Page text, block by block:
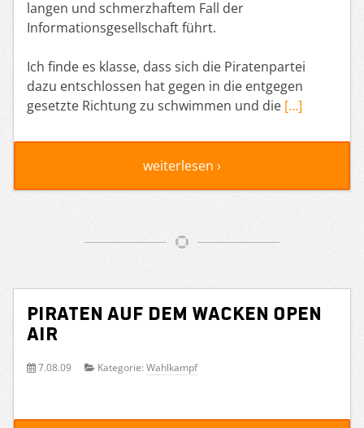
langen und schmerzhaftem Fall der
Informationsgesellschaft führt.
Ich finde es klasse, dass sich die Piratenpartei
dazu entschlossen hat gegen in die entgegen
gesetzte Richtung zu schwimmen und die […]
weiterlesen ›
Piraten auf dem Wacken Open
Air
7.08.09 Kategorie: Wahlkampf